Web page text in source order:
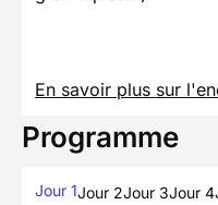
En savoir plus sur
Programme
Jour 1Jour 2Jour 3Jour 4